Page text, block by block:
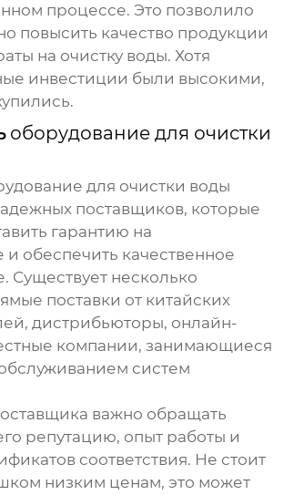
процессе. Это позволило
повысить качество продукции
на очистку воды. Хотя
инвестиции были высокими,
оборудование для очистки
для очистки воды
поставщиков, которые
гарантию на
и обеспечить качественное
Существует несколько
поставки от китайских
дистрибьюторы, онлайн-
компании, занимающиеся
систем
важно обращать
репутацию, опыт работы и
соответствия. Не стоит
низким ценам, это может